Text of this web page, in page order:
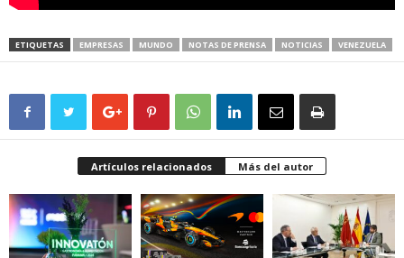
ETIQUETAS EMPRESAS MUNDO NOTAS DE PRENSA NOTICIAS VENEZUELA
Artículos relacionados Más del autor